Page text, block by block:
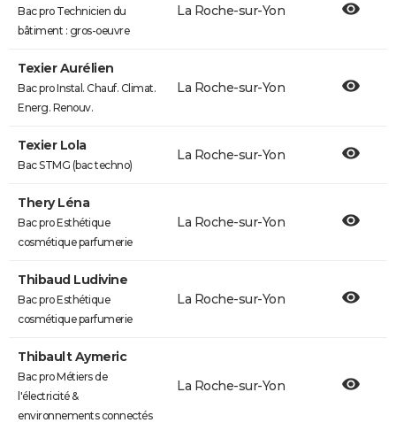
Bac pro Technicien du
bâtiment : gros-oeuvre
La Roche-sur-Yon
Texier Aurélien
Bac pro Instal. Chauf. Climat.
Energ. Renouv.
La Roche-sur-Yon
Texier Lola
Bac STMG (bac techno)
La Roche-sur-Yon
Thery Léna
Bac pro Esthétique
cosmétique parfumerie
La Roche-sur-Yon
Thibaud Ludivine
Bac pro Esthétique
cosmétique parfumerie
La Roche-sur-Yon
Thibault Aymeric
Bac pro Métiers de
l'électricité &
environnements connectés
La Roche-sur-Yon